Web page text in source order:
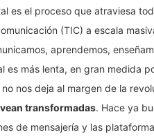
es el proceso que atraviesa
(TIC) a escala
aprendemos,
es más lenta, en gran medida
nos deja al margen de la
transformadas. Hace ya
de mensajería y las